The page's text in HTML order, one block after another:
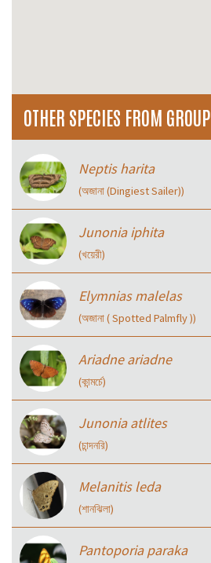
OTHER SPECIES FROM GROUP
Neptis harita
(অজানা (Dingiest Sailer))
Junonia iphita
(খয়েরী)
Elymnias malelas
(অজানা ( Spotted Palmfly ))
Ariadne ariadne
(কান্মর্চে)
Junonia atlites
(চান্দনরি)
Melanitis leda
(শানঝিলা)
Pantoporia paraka